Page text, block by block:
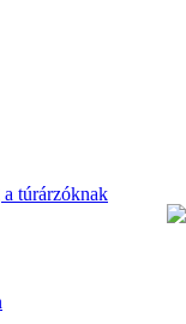
a túrárzóknak